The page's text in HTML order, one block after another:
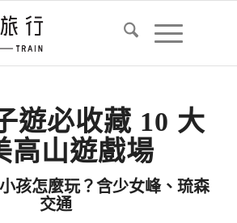
遊必收藏 10 大
高山遊戲場
孩怎麼玩？含少女峰、琉森
交通